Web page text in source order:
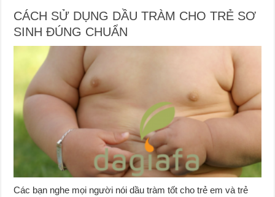
CÁCH SỬ DỤNG DẦU TRÀM CHO TRẺ SƠ
SINH ĐÚNG CHUẨN
Các bạn nghe mọi người nói dầu tràm tốt cho trẻ em và trẻ